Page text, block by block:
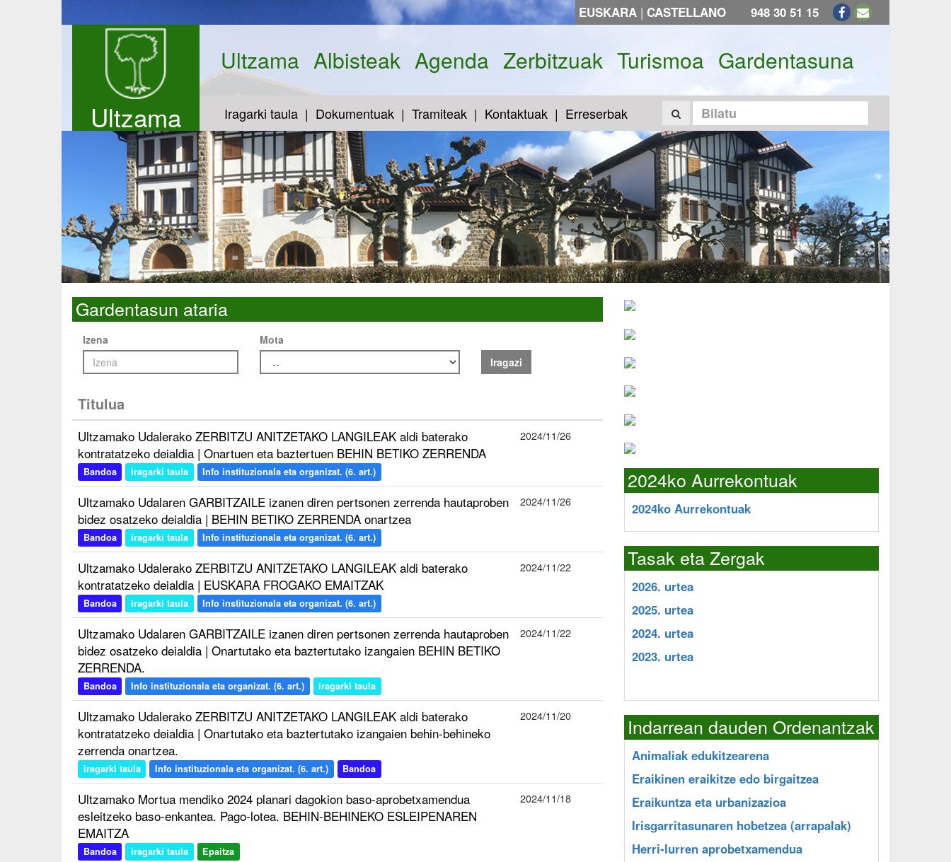
EUSKARA | CASTELLANO 948 30 51 15
Ultzama
Ultzama Albisteak Agenda Zerbitzuak Turismoa Gardentasuna
Iragarki taula Dokumentuak Tramiteak Kontaktuak Erreserbak
Gardentasun ataria
Izena
Mota
Iragazi
Titulua
Ultzamako Udalerako ZERBITZU ANITZETAKO LANGILEAK aldi baterako
kontratatzeko deialdia | Onartuen eta baztertuen BEHIN BETIKO ZERRENDA
Bandoa iragarki taula Info instituzionala eta organizat. (6. art.)
2024/11/26
Ultzamako Udalaren GARBITZAILE izanen diren pertsonen zerrenda hautaproben
bidez osatzeko deialdia | BEHIN BETIKO ZERRENDA onartzea
Bandoa iragarki taula Info instituzionala eta organizat. (6. art.)
2024/11/26
Ultzamako Udalerako ZERBITZU ANITZETAKO LANGILEAK aldi baterako
kontratatzeko deialdia | EUSKARA FROGAKO EMAITZAK
Bandoa iragarki taula Info instituzionala eta organizat. (6. art.)
2024/11/22
Ultzamako Udalaren GARBITZAILE izanen diren pertsonen zerrenda hautaproben
bidez osatzeko deialdia | Onartutako eta baztertutako izangaien BEHIN BETIKO
ZERRENDA.
Bandoa Info instituzionala eta organizat. (6. art.) iragarki taula
2024/11/22
Ultzamako Udalerako ZERBITZU ANITZETAKO LANGILEAK aldi baterako
kontratatzeko deialdia | Onartutako eta baztertutako izangaien behin-behineko
zerrenda onartzea.
iragarki taula Info instituzionala eta organizat. (6. art.) Bandoa
2024/11/20
Ultzamako Mortua mendiko 2024 planari dagokion baso-aprobetxamendua
esleitzeko baso-enkantea. Pago-lotea. BEHIN-BEHINEKO ESLEIPENAREN
EMAITZA
Bandoa iragarki taula Epaitza
2024/11/18
2024ko Aurrekontuak
2024ko Aurrekontuak
Tasak eta Zergak
2026. urtea
2025. urtea
2024. urtea
2023. urtea
Indarrean dauden Ordenantzak
Animaliak edukitzearena
Eraikinen eraikitze edo birgaitzea
Eraikuntza eta urbanizazioa
Irisgarritasunaren hobetzea (arrapalak)
Herri-lurren aprobetxamendua